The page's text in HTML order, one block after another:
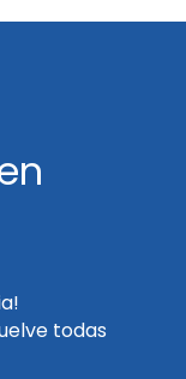
todas